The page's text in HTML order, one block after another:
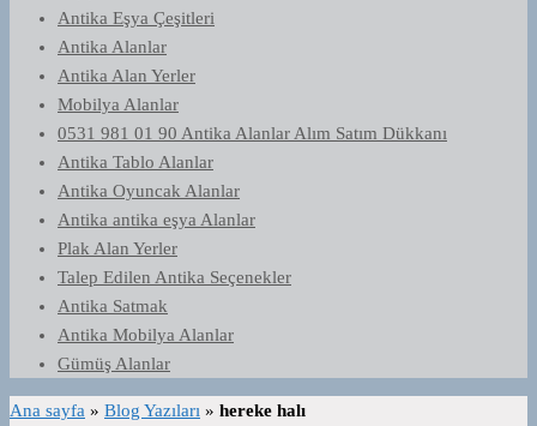
Antika Eşya Çeşitleri
Antika Alanlar
Antika Alan Yerler
Mobilya Alanlar
0531 981 01 90 Antika Alanlar Alım Satım Dükkanı
Antika Tablo Alanlar
Antika Oyuncak Alanlar
Antika antika eşya Alanlar
Plak Alan Yerler
Talep Edilen Antika Seçenekler
Antika Satmak
Antika Mobilya Alanlar
Gümüş Alanlar
Ana sayfa » Blog Yazıları » hereke halı